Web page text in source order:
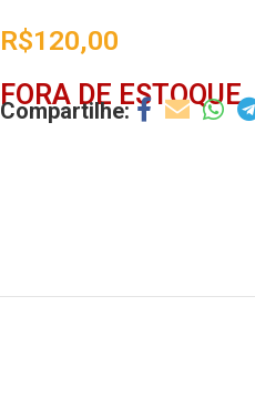
R$120,00
FORA DE ESTOQUE